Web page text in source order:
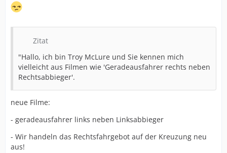
Zitat
"Hallo, ich bin Troy McLure und Sie kennen mich
vielleicht aus Filmen wie 'Geradeausfahrer rechts neben
Rechtsabbieger'.
neue Filme:
- geradeausfahrer links neben Linksabbieger
- Wir handeln das Rechtsfahrgebot auf der Kreuzung neu
aus!